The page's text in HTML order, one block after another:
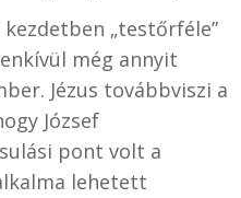
kezdetben „testőrféle”
még annyit
Jézus továbbviszi a
József
pont volt a
lehetett